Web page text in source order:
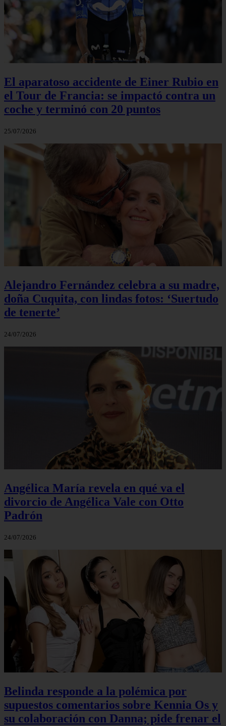
El aparatoso accidente de Einer Rubio en
el Tour de Francia: se impactó contra un
coche y terminó con 20 puntos
25/07/2026
Alejandro Fernández celebra a su madre,
doña Cuquita, con lindas fotos: ‘Suertudo
de tenerte’
24/07/2026
Angélica María revela en qué va el
divorcio de Angélica Vale con Otto
Padrón
24/07/2026
Belinda responde a la polémica por
supuestos comentarios sobre Kennia Os y
su colaboración con Danna; pide frenar el